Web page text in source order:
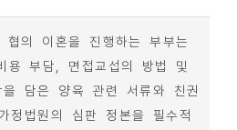
의 이혼을 진행하는 부부는
용 부담, 면접교섭의 방법 및
담은 양육 관련 서류와 친권
정법원의 심판 정본을 필수적